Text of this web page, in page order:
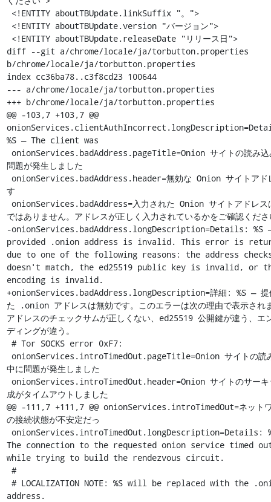
diff --git a/chrome/locale/ja/torbutton.properties
b/chrome/locale/ja/torbutton.properties
index cc36ba78..c3f8cd23 100644
--- a/chrome/locale/ja/torbutton.properties
+++ b/chrome/locale/ja/torbutton.properties
@@ -103,7 +103,7 @@
%S — The client was
問題が発生しました
す
ではありません。アドレスが正しく入力されているかをご確認くだ
-onionServices.badAddress.longDescription=Details: %S
provided .onion address is invalid. This error is
due to one of the following reasons: the address
doesn't match, the ed25519 public key is invalid, or
encoding is invalid.
+onionServices.badAddress.longDescription=詳細: %S — 提
た .onion アドレスは無効です。このエラーは次の理由で表示され
アドレスのチェックサムが正しくない、ed25519 公開鍵が違う、エ
ディングが違う。
中に問題が発生しました
成がタイムアウトしました
@@ -111,7 +111,7 @@ onionServices.introTimedOut=ネット
の接続状態が不安定だっ
The connection to the requested onion service timed
while trying to build the rendezvous circuit.
address.